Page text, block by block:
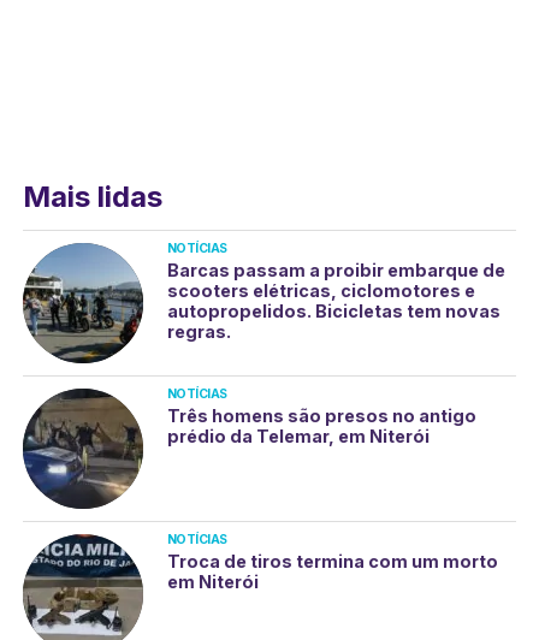
Mais lidas
NOTÍCIAS
Barcas passam a proibir embarque de
scooters elétricas, ciclomotores e
autopropelidos. Bicicletas tem novas
regras.
NOTÍCIAS
Três homens são presos no antigo
prédio da Telemar, em Niterói
NOTÍCIAS
Troca de tiros termina com um morto
em Niterói